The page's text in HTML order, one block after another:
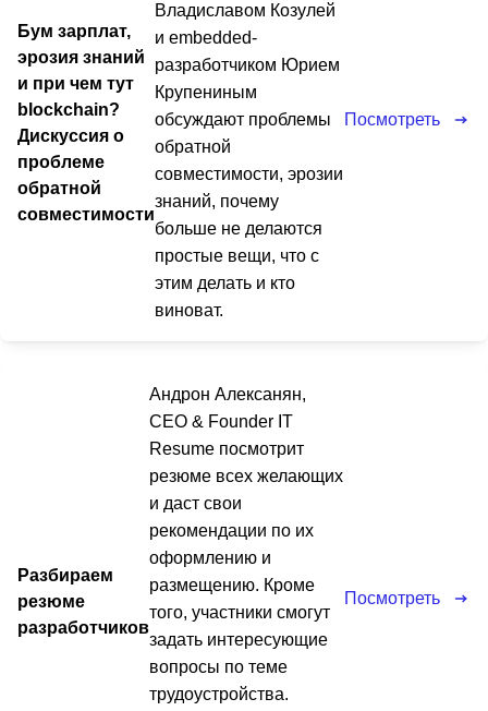
Бум зарплат,
эрозия знаний
и при чем тут
blockchain?
Дискуссия о
проблеме
обратной
совместимости
Владиславом Козулей
и embedded-
разработчиком Юрием
Крупениным
обсуждают проблемы
обратной
совместимости, эрозии
знаний, почему
больше не делаются
простые вещи, что с
этим делать и кто
виноват.
Посмотреть
Разбираем
резюме
разработчиков
Андрон Алексанян,
CEO & Founder IT
Resume посмотрит
резюме всех желающих
и даст свои
рекомендации по их
оформлению и
размещению. Кроме
того, участники смогут
задать интересующие
вопросы по теме
трудоустройства.
Посмотреть